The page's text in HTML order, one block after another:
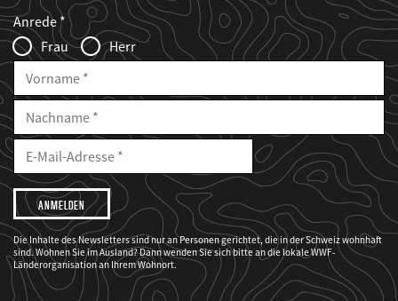
Web2Case
Infofelder
Fieldset
anrede_name
Anrede
Frau
Herr
Vorname
Nachname
E-
Mailadresse
E-
Adresse
Ich
möchte,
dass
der
WWF
mich
über
seine
Projekte
informiert.
Die Inhalte des Newsletters sind nur an Personen gerichtet, die in der Schweiz wohnhaft
sind. Wohnen Sie im Ausland? Dann wenden Sie sich bitte an die lokale WWF-
Länderorganisation an Ihrem Wohnort.